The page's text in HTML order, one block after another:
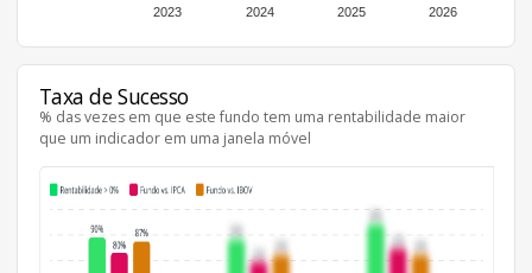
2023 2024 2025 2026
Taxa de Sucesso
% das vezes em que este fundo tem uma rentabilidade maior
que um indicador em uma janela móvel